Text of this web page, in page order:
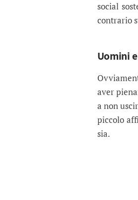
social
contrario
Uomini
aver
a non
piccolo
sia.